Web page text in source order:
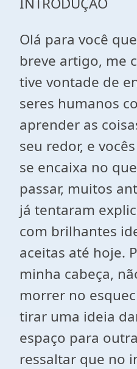
Olá para você
breve artigo, me
tive vontade de
seres humanos
aprender as
seu redor, e
se encaixa no
passar, muitos
já tentaram
com brilhantes
aceitas até hoje.
minha cabeça,
morrer no
tirar uma ideia
espaço para
ressaltar que no